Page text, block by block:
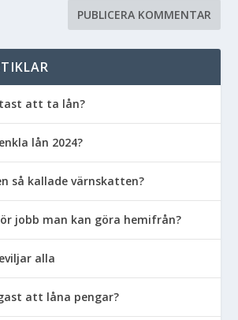
att ta lån?
lån 2024?
så kallade värnskatten?
jobb man kan göra hemifrån?
alla
att låna pengar?